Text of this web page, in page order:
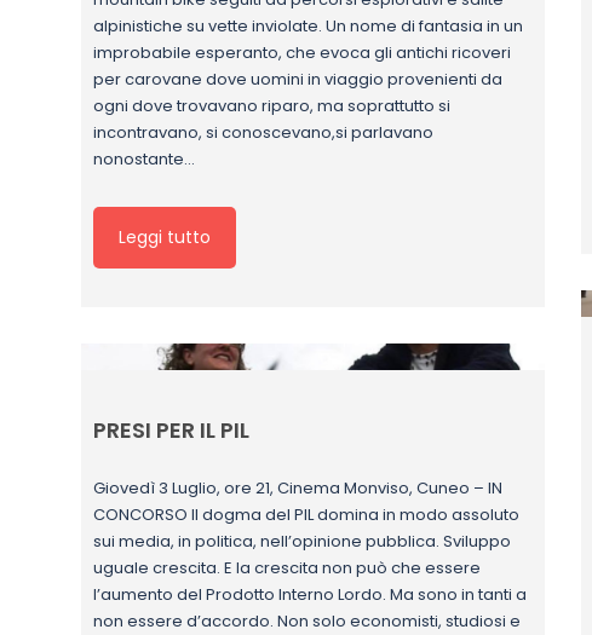
alpinistiche su vette inviolate. Un nome di fantasia in un
improbabile esperanto, che evoca gli antichi ricoveri
per carovane dove uomini in viaggio provenienti da
ogni dove trovavano riparo, ma soprattutto si
incontravano, si conoscevano,si parlavano
nonostante…
Leggi tutto
PRESI PER IL PIL
Giovedì 3 Luglio, ore 21, Cinema Monviso, Cuneo – IN
CONCORSO Il dogma del PIL domina in modo assoluto
sui media, in politica, nell’opinione pubblica. Sviluppo
uguale crescita. E la crescita non può che essere
l’aumento del Prodotto Interno Lordo. Ma sono in tanti a
non essere d’accordo. Non solo economisti, studiosi e